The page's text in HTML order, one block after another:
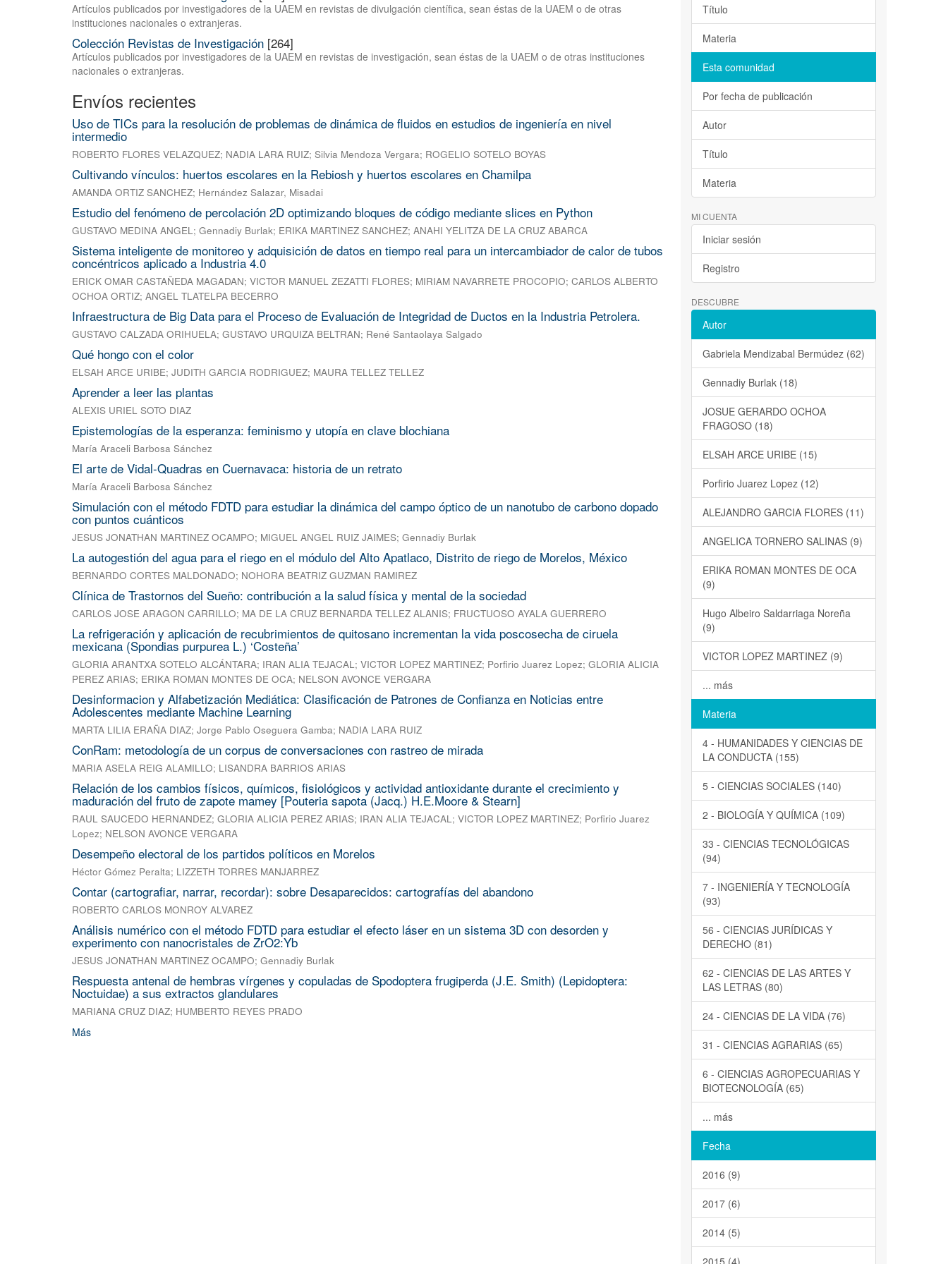
Artículos publicados por investigadores de la UAEM en revistas de divulgación científica, sean éstas de la UAEM o de otras
instituciones nacionales o extranjeras.
Colección Revistas de Investigación [264]
Artículos publicados por investigadores de la UAEM en revistas de investigación, sean éstas de la UAEM o de otras instituciones
nacionales o extranjeras.
Envíos recientes
Uso de TICs para la resolución de problemas de dinámica de fluidos en estudios de ingeniería en nivel
intermedio
ROBERTO FLORES VELAZQUEZ; NADIA LARA RUIZ; Silvia Mendoza Vergara; ROGELIO SOTELO BOYAS
Cultivando vínculos: huertos escolares en la Rebiosh y huertos escolares en Chamilpa
AMANDA ORTIZ SANCHEZ; Hernández Salazar, Misadai
Estudio del fenómeno de percolación 2D optimizando bloques de código mediante slices en Python
GUSTAVO MEDINA ANGEL; Gennadiy Burlak; ERIKA MARTINEZ SANCHEZ; ANAHI YELITZA DE LA CRUZ ABARCA
Sistema inteligente de monitoreo y adquisición de datos en tiempo real para un intercambiador de calor de tubos
concéntricos aplicado a Industria 4.0
ERICK OMAR CASTAÑEDA MAGADAN; VICTOR MANUEL ZEZATTI FLORES; MIRIAM NAVARRETE PROCOPIO; CARLOS ALBERTO
OCHOA ORTIZ; ANGEL TLATELPA BECERRO
Infraestructura de Big Data para el Proceso de Evaluación de Integridad de Ductos en la Industria Petrolera.
GUSTAVO CALZADA ORIHUELA; GUSTAVO URQUIZA BELTRAN; René Santaolaya Salgado
Qué hongo con el color
ELSAH ARCE URIBE; JUDITH GARCIA RODRIGUEZ; MAURA TELLEZ TELLEZ
Aprender a leer las plantas
ALEXIS URIEL SOTO DIAZ
Epistemologías de la esperanza: feminismo y utopía en clave blochiana
María Araceli Barbosa Sánchez
El arte de Vidal-Quadras en Cuernavaca: historia de un retrato
María Araceli Barbosa Sánchez
Simulación con el método FDTD para estudiar la dinámica del campo óptico de un nanotubo de carbono dopado
con puntos cuánticos
JESUS JONATHAN MARTINEZ OCAMPO; MIGUEL ANGEL RUIZ JAIMES; Gennadiy Burlak
La autogestión del agua para el riego en el módulo del Alto Apatlaco, Distrito de riego de Morelos, México
BERNARDO CORTES MALDONADO; NOHORA BEATRIZ GUZMAN RAMIREZ
Clínica de Trastornos del Sueño: contribución a la salud física y mental de la sociedad
CARLOS JOSE ARAGON CARRILLO; MA DE LA CRUZ BERNARDA TELLEZ ALANIS; FRUCTUOSO AYALA GUERRERO
La refrigeración y aplicación de recubrimientos de quitosano incrementan la vida poscosecha de ciruela
mexicana (Spondias purpurea L.) ‘Costeña’
GLORIA ARANTXA SOTELO ALCÁNTARA; IRAN ALIA TEJACAL; VICTOR LOPEZ MARTINEZ; Porfirio Juarez Lopez; GLORIA ALICIA
PEREZ ARIAS; ERIKA ROMAN MONTES DE OCA; NELSON AVONCE VERGARA
Desinformacion y Alfabetización Mediática: Clasificación de Patrones de Confianza en Noticias entre
Adolescentes mediante Machine Learning
MARTA LILIA ERAÑA DIAZ; Jorge Pablo Oseguera Gamba; NADIA LARA RUIZ
ConRam: metodología de un corpus de conversaciones con rastreo de mirada
MARIA ASELA REIG ALAMILLO; LISANDRA BARRIOS ARIAS
Relación de los cambios físicos, químicos, fisiológicos y actividad antioxidante durante el crecimiento y
maduración del fruto de zapote mamey [Pouteria sapota (Jacq.) H.E.Moore & Stearn]
RAUL SAUCEDO HERNANDEZ; GLORIA ALICIA PEREZ ARIAS; IRAN ALIA TEJACAL; VICTOR LOPEZ MARTINEZ; Porfirio Juarez
Lopez; NELSON AVONCE VERGARA
Desempeño electoral de los partidos políticos en Morelos
Héctor Gómez Peralta; LIZZETH TORRES MANJARREZ
Contar (cartografiar, narrar, recordar): sobre Desaparecidos: cartografías del abandono
ROBERTO CARLOS MONROY ALVAREZ
Análisis numérico con el método FDTD para estudiar el efecto láser en un sistema 3D con desorden y
experimento con nanocristales de ZrO2:Yb
JESUS JONATHAN MARTINEZ OCAMPO; Gennadiy Burlak
Respuesta antenal de hembras vírgenes y copuladas de Spodoptera frugiperda (J.E. Smith) (Lepidoptera:
Noctuidae) a sus extractos glandulares
MARIANA CRUZ DIAZ; HUMBERTO REYES PRADO
Más
Título
Materia
Esta comunidad
Por fecha de publicación
Autor
Título
Materia
MI CUENTA
Iniciar sesión
Registro
DESCUBRE
Autor
Gabriela Mendizabal Bermúdez (62)
Gennadiy Burlak (18)
JOSUE GERARDO OCHOA
FRAGOSO (18)
ELSAH ARCE URIBE (15)
Porfirio Juarez Lopez (12)
ALEJANDRO GARCIA FLORES (11)
ANGELICA TORNERO SALINAS (9)
ERIKA ROMAN MONTES DE OCA
(9)
Hugo Albeiro Saldarriaga Noreña
(9)
VICTOR LOPEZ MARTINEZ (9)
... más
Materia
4 - HUMANIDADES Y CIENCIAS DE
LA CONDUCTA (155)
5 - CIENCIAS SOCIALES (140)
2 - BIOLOGÍA Y QUÍMICA (109)
33 - CIENCIAS TECNOLÓGICAS
(94)
7 - INGENIERÍA Y TECNOLOGÍA
(93)
56 - CIENCIAS JURÍDICAS Y
DERECHO (81)
62 - CIENCIAS DE LAS ARTES Y
LAS LETRAS (80)
24 - CIENCIAS DE LA VIDA (76)
31 - CIENCIAS AGRARIAS (65)
6 - CIENCIAS AGROPECUARIAS Y
BIOTECNOLOGÍA (65)
... más
Fecha
2016 (9)
2017 (6)
2014 (5)